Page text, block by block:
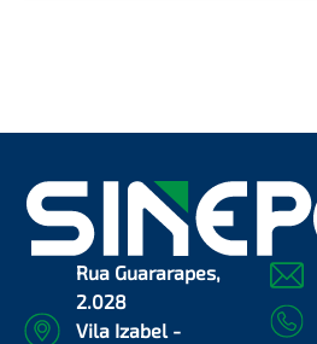
Rua Guararapes,
2.028
Vila Izabel -